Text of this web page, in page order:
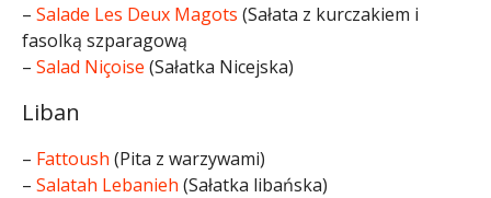
– Salade Les Deux Magots (Sałata z kurczakiem i
fasolką szparagową
– Salad Niçoise (Sałatka Nicejska)
Liban
– Fattoush (Pita z warzywami)
– Salatah Lebanieh (Sałatka libańska)